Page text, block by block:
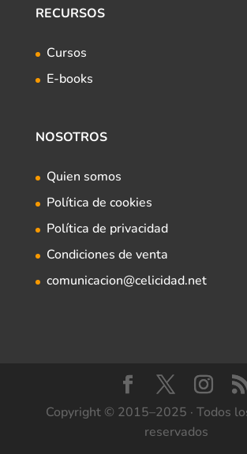
RECURSOS
Cursos
E-books
NOSOTROS
Quien somos
Política de cookies
Política de privacidad
Condiciones de venta
comunicacion@celicidad.net
Copyright © 2015–2025 · Todos
reservados